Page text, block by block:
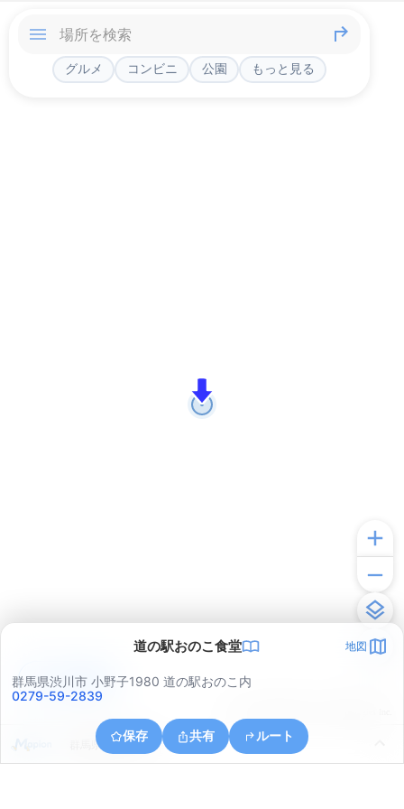
グルメ コンビニ 公園 もっと見る
道の駅おのこ食堂 地図
群馬県渋川市 小野子1980 道の駅おのこ内
0279-59-2839
保存 共有 ルート
群馬県渋川市村上
アプリで見る